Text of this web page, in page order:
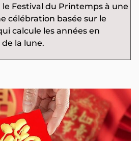
Festival du Printemps à une
célébration basée sur le
calcule les années en
la lune.